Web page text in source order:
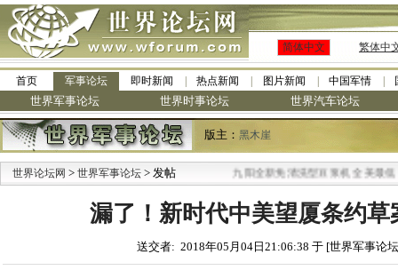
简体中文 繁体中
首页 军事论坛 即时新闻 热点新闻 图片新闻 中国军情
世界军事论坛 世界时事论坛 世界汽车论坛
版主： 黑木崖
世界论坛网 > 世界军事论坛 > 发帖 九阳全新免清洗型豆浆机 全美最低
漏了！新时代中美望厦条约草
送交者: 2018年05月04日21:06:38 于 [世界军事论